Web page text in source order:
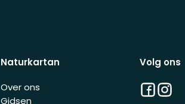
Naturkartan
Over ons
Gidsen
Volg ons
Facebook